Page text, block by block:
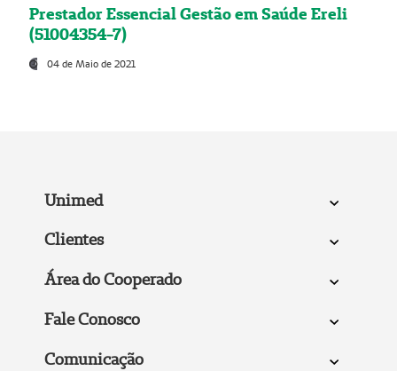
Prestador Essencial Gestão em Saúde Ereli
(51004354-7)
04 de Maio de 2021
Unimed
Clientes
Área do Cooperado
Fale Conosco
Comunicação